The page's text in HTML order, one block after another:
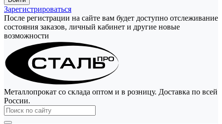
Зарегистрироваться
После регистрации на сайте вам будет доступно отслеживание
состояния заказов, личный кабинет и другие новые
возможности
Металлопрокат со склада оптом и в розницу. Доставка по всей
России.